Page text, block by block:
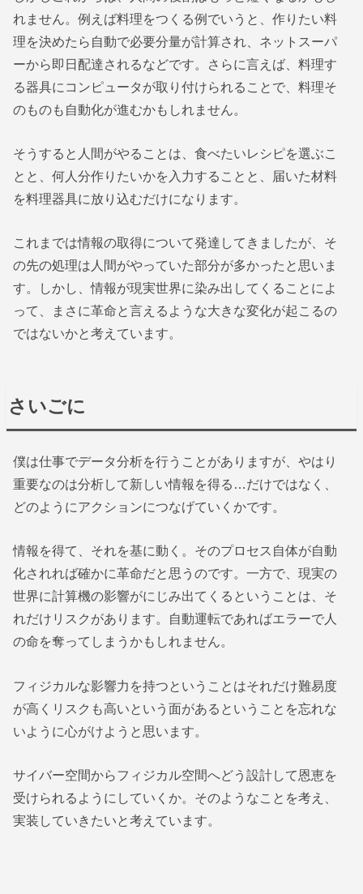
れません。例えば料理をつくる例でいうと、作りたい料
理を決めたら自動で必要分量が計算され、ネットスーパ
ーから即日配達されるなどです。さらに言えば、料理す
る器具にコンピュータが取り付けられることで、料理そ
のものも自動化が進むかもしれません。
そうすると人間がやることは、食べたいレシピを選ぶこ
とと、何人分作りたいかを入力することと、届いた材料
を料理器具に放り込むだけになります。
これまでは情報の取得について発達してきましたが、そ
の先の処理は人間がやっていた部分が多かったと思いま
す。しかし、情報が現実世界に染み出してくることによ
って、まさに革命と言えるような大きな変化が起こるの
ではないかと考えています。
さいごに
僕は仕事でデータ分析を行うことがありますが、やはり
重要なのは分析して新しい情報を得る…だけではなく、
どのようにアクションにつなげていくかです。
情報を得て、それを基に動く。そのプロセス自体が自動
化されれば確かに革命だと思うのです。一方で、現実の
世界に計算機の影響がにじみ出てくるということは、そ
れだけリスクがあります。自動運転であればエラーで人
の命を奪ってしまうかもしれません。
フィジカルな影響力を持つということはそれだけ難易度
が高くリスクも高いという面があるということを忘れな
いように心がけようと思います。
サイバー空間からフィジカル空間へどう設計して恩恵を
受けられるようにしていくか。そのようなことを考え、
実装していきたいと考えています。